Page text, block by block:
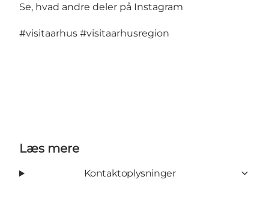
Se, hvad andre deler på Instagram
#visitaarhus #visitaarhusregion
Læs mere
Kontaktoplysninger